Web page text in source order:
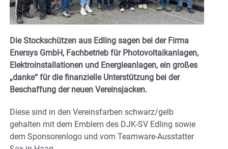
Die Stockschützen aus Edling sagen bei der Firma
Enersys GmbH, Fachbetrieb für Photovoltaikanlagen,
Elektroinstallationen und Energieanlagen, ein großes
„danke“ für die finanzielle Unterstützung bei der
Beschaffung der neuen Vereinsjacken.
Diese sind in den Vereinsfarben schwarz/gelb
gehalten mit dem Emblem des DJK-SV Edling sowie
dem Sponsorenlogo und vom Teamware-Ausstatter